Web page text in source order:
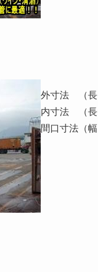
外寸法 （長
内寸法 （
間口寸法（